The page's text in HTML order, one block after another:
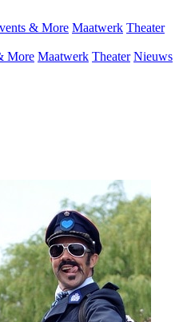
& More Maatwerk Theater
More Maatwerk Theater Nieuws